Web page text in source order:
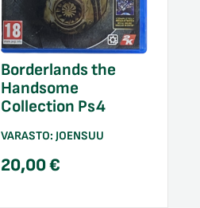
Borderlands the
Handsome
Collection Ps4
VARASTO:JOENSUU
20,00€